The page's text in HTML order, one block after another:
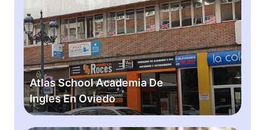
e
s
e
n
c
i
a
Atlas School Academia De
Ingles En Oviedo
a
s
S
c
h
o
o